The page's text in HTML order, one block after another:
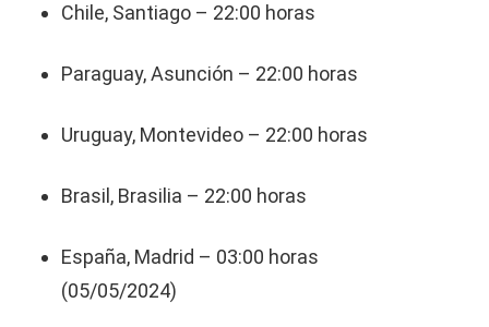
Chile, Santiago – 22:00 horas
Paraguay, Asunción – 22:00 horas
Uruguay, Montevideo – 22:00 horas
Brasil, Brasilia – 22:00 horas
España, Madrid – 03:00 horas
(05/05/2024)